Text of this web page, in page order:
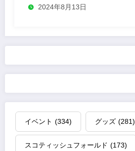
2024年8月13日
イベント (334) グッズ (281)
スコティッシュフォールド (173)